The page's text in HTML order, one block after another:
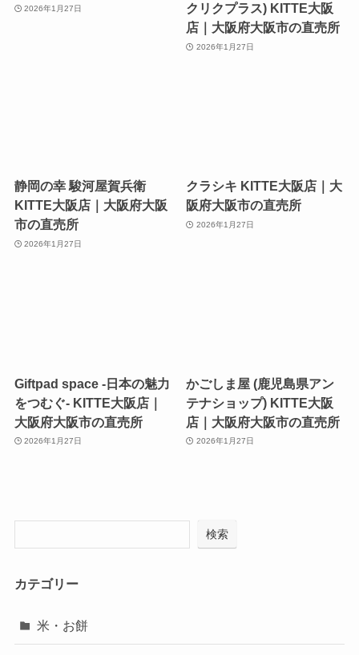
2026年1月27日
クリクプラス) KITTE大阪
店｜大阪府大阪市の直売所
2026年1月27日
静岡の幸 駿河屋賀兵衛
KITTE大阪店｜大阪府大阪
市の直売所
2026年1月27日
クラシキ KITTE大阪店｜大
阪府大阪市の直売所
2026年1月27日
Giftpad space -日本の魅力
をつむぐ- KITTE大阪店｜
大阪府大阪市の直売所
2026年1月27日
かごしま屋 (鹿児島県アン
テナショップ) KITTE大阪
店｜大阪府大阪市の直売所
2026年1月27日
検索
カテゴリー
米・お餅